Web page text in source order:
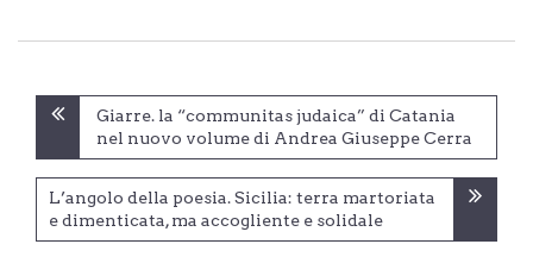
Navigazione
articoli
Giarre. la “communitas judaica” di Catania
nel nuovo volume di Andrea Giuseppe Cerra
L’angolo della poesia. Sicilia: terra martoriata
e dimenticata, ma accogliente e solidale